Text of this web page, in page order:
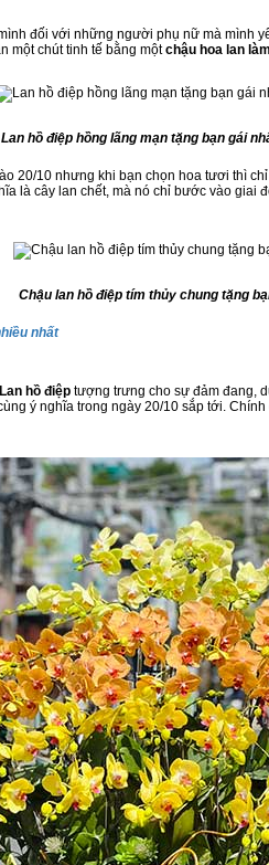
đối với những người phụ nữ mà mình
một chút tinh tế bằng mộtchậu hoa lan
Lan hồ điệp hồng lãng mạn tặng bạn gái
20/10 nhưng khi bạn chọn hoa tươi thì
là cây lan chết, mà nó chỉ bước vào
Chậu lan hồ điệp tím thủy chung tặng
nhất
Lan hồ điệp tượng trưng cho sự đảm đang,
ý nghĩa trong ngày 20/10 sắp tới. Chính